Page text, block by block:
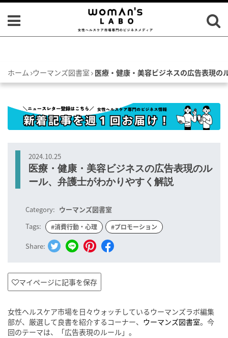
ホーム ウーマンズ図書室 医療・健康・美容ビジネスの広告表現
2024.10.25
医療・健康・美容ビジネスの広告表現のル
ール、弁護士がわかりやすく解説
Category: ウーマンズ図書室
Tags:
#消費行動・心理 #プロモーション
Share:
マイページに記事を保存
女性ヘルスケア市場を日々ウォッチしているウーマンズラボ編集
部が、厳選して良書を紹介するコーナー、 ウーマンズ図書室。今
回のテーマは、「広告表現のルール」。